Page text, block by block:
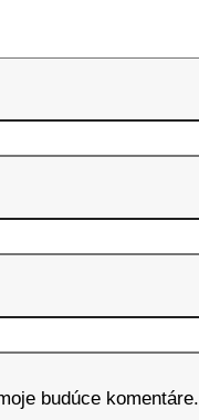
budúce komentáre.